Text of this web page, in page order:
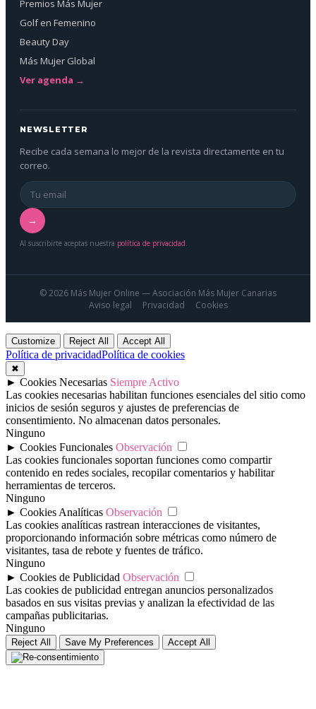
Premios Más Mujer
Golf en Femenino
Beauty Day
Más Mujer Global
Ver agenda →
NEWSLETTER
Recibe cada semana lo mejor de la revista directamente en tu
correo.
→
Al suscribirte aceptas nuestra política de privacidad.
© 2026 Más Mujer Online — Asociación Más Mujer Canarias
Aviso legal
Privacidad Cookies
Customize Reject All Accept All
Política de privacidadPolítica de cookies
✖
► Cookies Necesarias Siempre Activo
Las cookies necesarias habilitan funciones esenciales del sitio como
inicios de sesión seguros y ajustes de preferencias de
consentimiento. No almacenan datos personales.
Ninguno
► Cookies Funcionales Observación
Las cookies funcionales soportan funciones como compartir
contenido en redes sociales, recopilar comentarios y habilitar
herramientas de terceros.
Ninguno
► Cookies Analíticas Observación
Las cookies analíticas rastrean interacciones de visitantes,
proporcionando información sobre métricas como número de
visitantes, tasa de rebote y fuentes de tráfico.
Ninguno
► Cookies de Publicidad Observación
Las cookies de publicidad entregan anuncios personalizados
basados en sus visitas previas y analizan la efectividad de las
campañas publicitarias.
Ninguno
Reject All Save My Preferences Accept All